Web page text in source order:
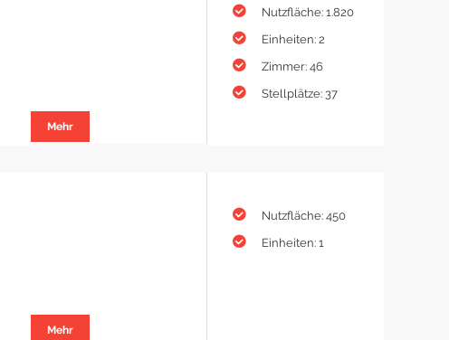
Mehr
Nutzfläche: 1.820
Einheiten: 2
Zimmer: 46
Stellplätze: 37
Mehr
Nutzfläche: 450
Einheiten: 1